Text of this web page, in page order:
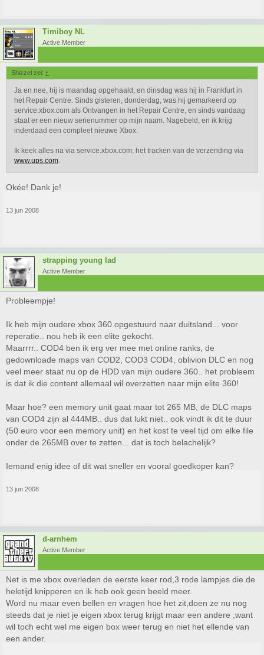
Timiboy NL
Active Member
Shizzel zei: ↑
Ja en nee, hij is maandag opgehaald, en dinsdag was hij in Frankfurt in
het Repair Centre. Sinds gisteren, donderdag, was hij gemarkeerd op
service.xbox.com als Ontvangen in het Repair Centre, en sinds vandaag
staat er een nieuw serienummer op mijn naam. Nagebeld, en ik krijg
inderdaad een compleet nieuwe Xbox.
Ik keek alles na via service.xbox.com; het tracken van de verzending via
www.ups.com.
Okée! Dank je!
13 jun 2008
strapping young lad
Active Member
Probleempje!
Ik heb mijn oudere xbox 360 opgestuurd naar duitsland... voor
reperatie.. nou heb ik een elite gekocht.
Maarrrr.. COD4 ben ik erg ver mee met online ranks, de
gedownloade maps van COD2, COD3 COD4, oblivion DLC en nog
veel meer staat nu op de HDD van mijn oudere 360.. het probleem
is dat ik die content allemaal wil overzetten naar mijn elite 360!
Maar hoe? een memory unit gaat maar tot 265 MB, de DLC maps
van COD4 zijn al 444MB.. dus dat lukt niet.. ook vindt ik dit te duur
(50 euro voor een memory unit) en het kost te veel tijd om elke file
onder de 265MB over te zetten... dat is toch belachelijk?
Iemand enig idee of dit wat sneller en vooral goedkoper kan?
13 jun 2008
d-arnhem
Active Member
Net is me xbox overleden de eerste keer rod,3 rode lampjes die de
heletijd knipperen en ik heb ook geen beeld meer.
Word nu maar even bellen en vragen hoe het zit,doen ze nu nog
steeds dat je niet je eigen xbox terug krijgt maar een andere ,want
wil toch echt wel me eigen box weer terug en niet het ellende van
een ander.